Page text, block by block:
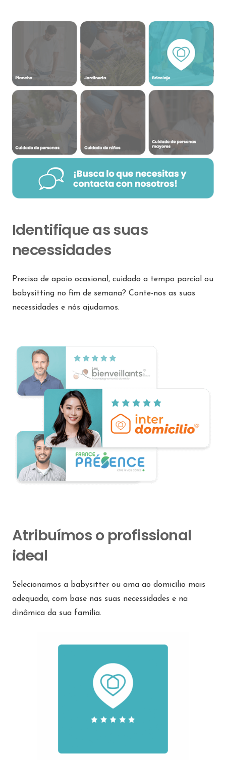
Identifique as suas
necessidades
Precisa de apoio ocasional, cuidado a tempo parcial ou
babysitting no fim de semana? Conte-nos as suas
necessidades e nós ajudamos.
Atribuímos o profissional
ideal
Selecionamos a babysitter ou ama ao domicílio mais
adequada, com base nas suas necessidades e na
dinâmica da sua família.